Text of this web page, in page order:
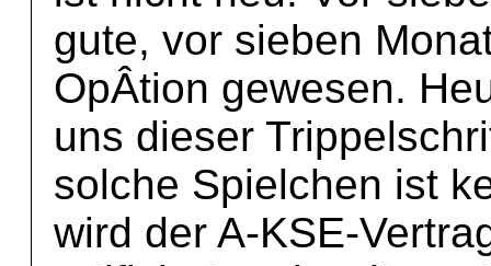
gute, vor sieben
OpÂ­tion gewesen.
uns dieser
solche Spielchen ist
wird der A-KSE-